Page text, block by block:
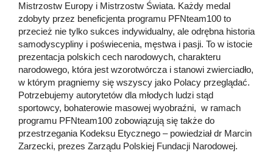
Mistrzostw Europy i Mistrzostw Świata. Każdy medal
zdobyty przez beneficjenta programu PFNteam100 to
przecież nie tylko sukces indywidualny, ale odrębna historia
samodyscypliny i poświecenia, męstwa i pasji. To w istocie
prezentacja polskich cech narodowych, charakteru
narodowego, która jest wzorotwórcza i stanowi zwierciadło,
w którym pragniemy się wszyscy jako Polacy przeglądać.
Potrzebujemy autorytetów dla młodych ludzi stąd
sportowcy, bohaterowie masowej wyobraźni, w ramach
programu PFNteam100 zobowiązują się także do
przestrzegania Kodeksu Etycznego – powiedział dr Marcin
Zarzecki, prezes Zarządu Polskiej Fundacji Narodowej.